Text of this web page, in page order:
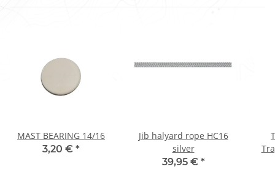
MAST BEARING 14/16
3,20 € *
Jib halyard rope HC16
silver
39,95 € *